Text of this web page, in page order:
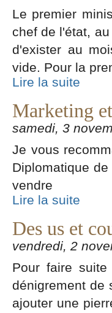
Le premier
chef de l'état,
d'exister au
vide. Pour la
Lire la suite
Marketing
samedi, 3
Je vous
Diplomatique
vendre
Lire la suite
Des us et
vendredi, 2
Pour faire
dénigrement de
ajouter une